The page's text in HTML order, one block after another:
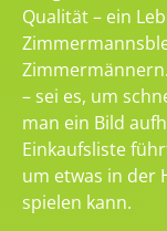
Qualität – ein
– sei es, um
man ein Bild
Einkaufsliste
um etwas in der
spielen kann.